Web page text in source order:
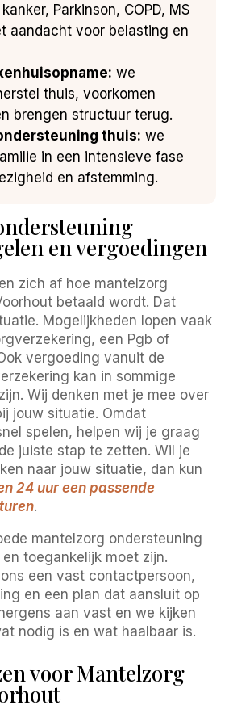
Parkinson, COPD, MS
aandacht voor belasting en
we
thuis, voorkomen
brengen structuur terug.
thuis: we
in een intensieve fase
en afstemming.
en vergoedingen
zich af hoe mantelzorg
betaald wordt. Dat
Mogelijkheden lopen vaak
een Pgb of
vergoeding vanuit de
kan in sommige
Wij denken met je mee over
jouw situatie. Omdat
spelen, helpen wij je graag
juiste stap te zetten. Wil je
naar jouw situatie, dan kun
24 uur een passende
.
mantelzorg ondersteuning
toegankelijk moet zijn.
een vast contactpersoon,
en een plan dat aansluit op
aan vast en we kijken
nodig is en wat haalbaar is.
voor Mantelzorg